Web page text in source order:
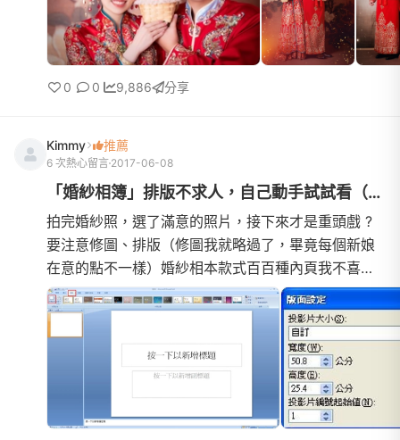
0 0 9,886 分享
Kimmy 推薦
6 次熱心留言 2017-06-08
「婚紗相簿」排版不求人，自己動手試試看（圖多）
拍完婚紗照，選了滿意的照片，接下來才是重頭戲 ?
要注意修圖、排版（修圖我就略過了，畢竟每個新娘
在意的點不一樣）婚紗相本款式百百種內頁我不喜歡
❌ 太多花紋 ❌ 浮水印 ❌ 英文詞彙 ❌也許不豐
富，也許太過於單調，不過我就是喜歡簡簡單單 ?十
年後拿出來也不會覺得『天啊！這是那個年代的美感
? 』回歸正傳，個人覺得每一家婚紗店，排版就像套
公式一樣～ ?強迫症新娘 ? 堅持自己排排看我選擇相